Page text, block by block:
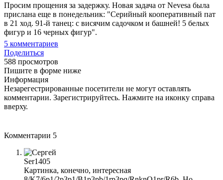
Просим прощения за задержку. Новая задача от Nevesa была
прислана еще в понедельник: "Серийный кооперативный пат
в 21 ход. 91-й танец: с висячим садочком и башней! 5 белых
фигур и 16 черных фигур".
5 комментариев
Поделиться
588 просмотров
Пишите в форме ниже
Информация
Незарегестрированные посетители не могут оставлять
комментарии. Зарегистрируйтесь. Нажмите на иконку справа
вверху.
Комментарии 5
Ser1405
Картинка, конечно, интересная